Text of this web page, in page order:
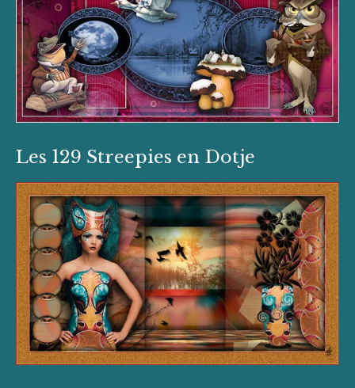
Les 129 Streepies en Dotje